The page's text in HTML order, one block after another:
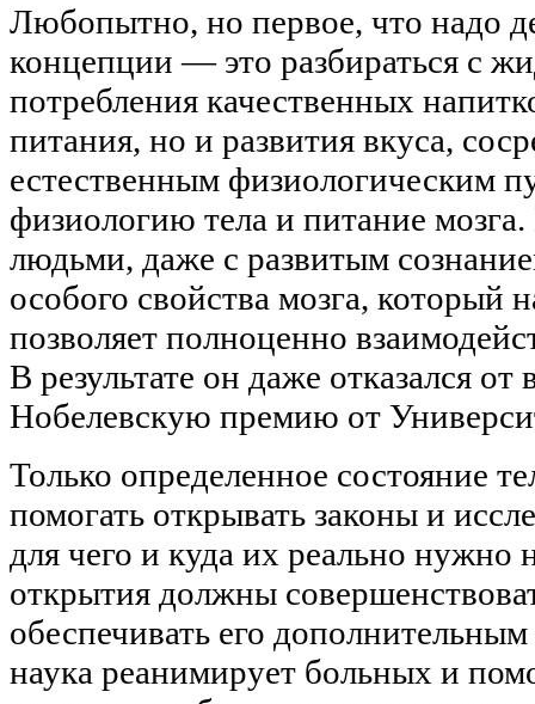
Любопытно, но первое, что надо
концепции — это разбираться с
потребления качественных
питания, но и развития вкуса,
естественным физиологическим
физиологию тела и питание
людьми, даже с развитым
особого свойства мозга, который
позволяет полноценно
В результате он даже отказался
Нобелевскую премию от
Только определенное состояние
помогать открывать законы и
для чего и куда их реально нужно
открытия должны
обеспечивать его
наука реанимирует больных и